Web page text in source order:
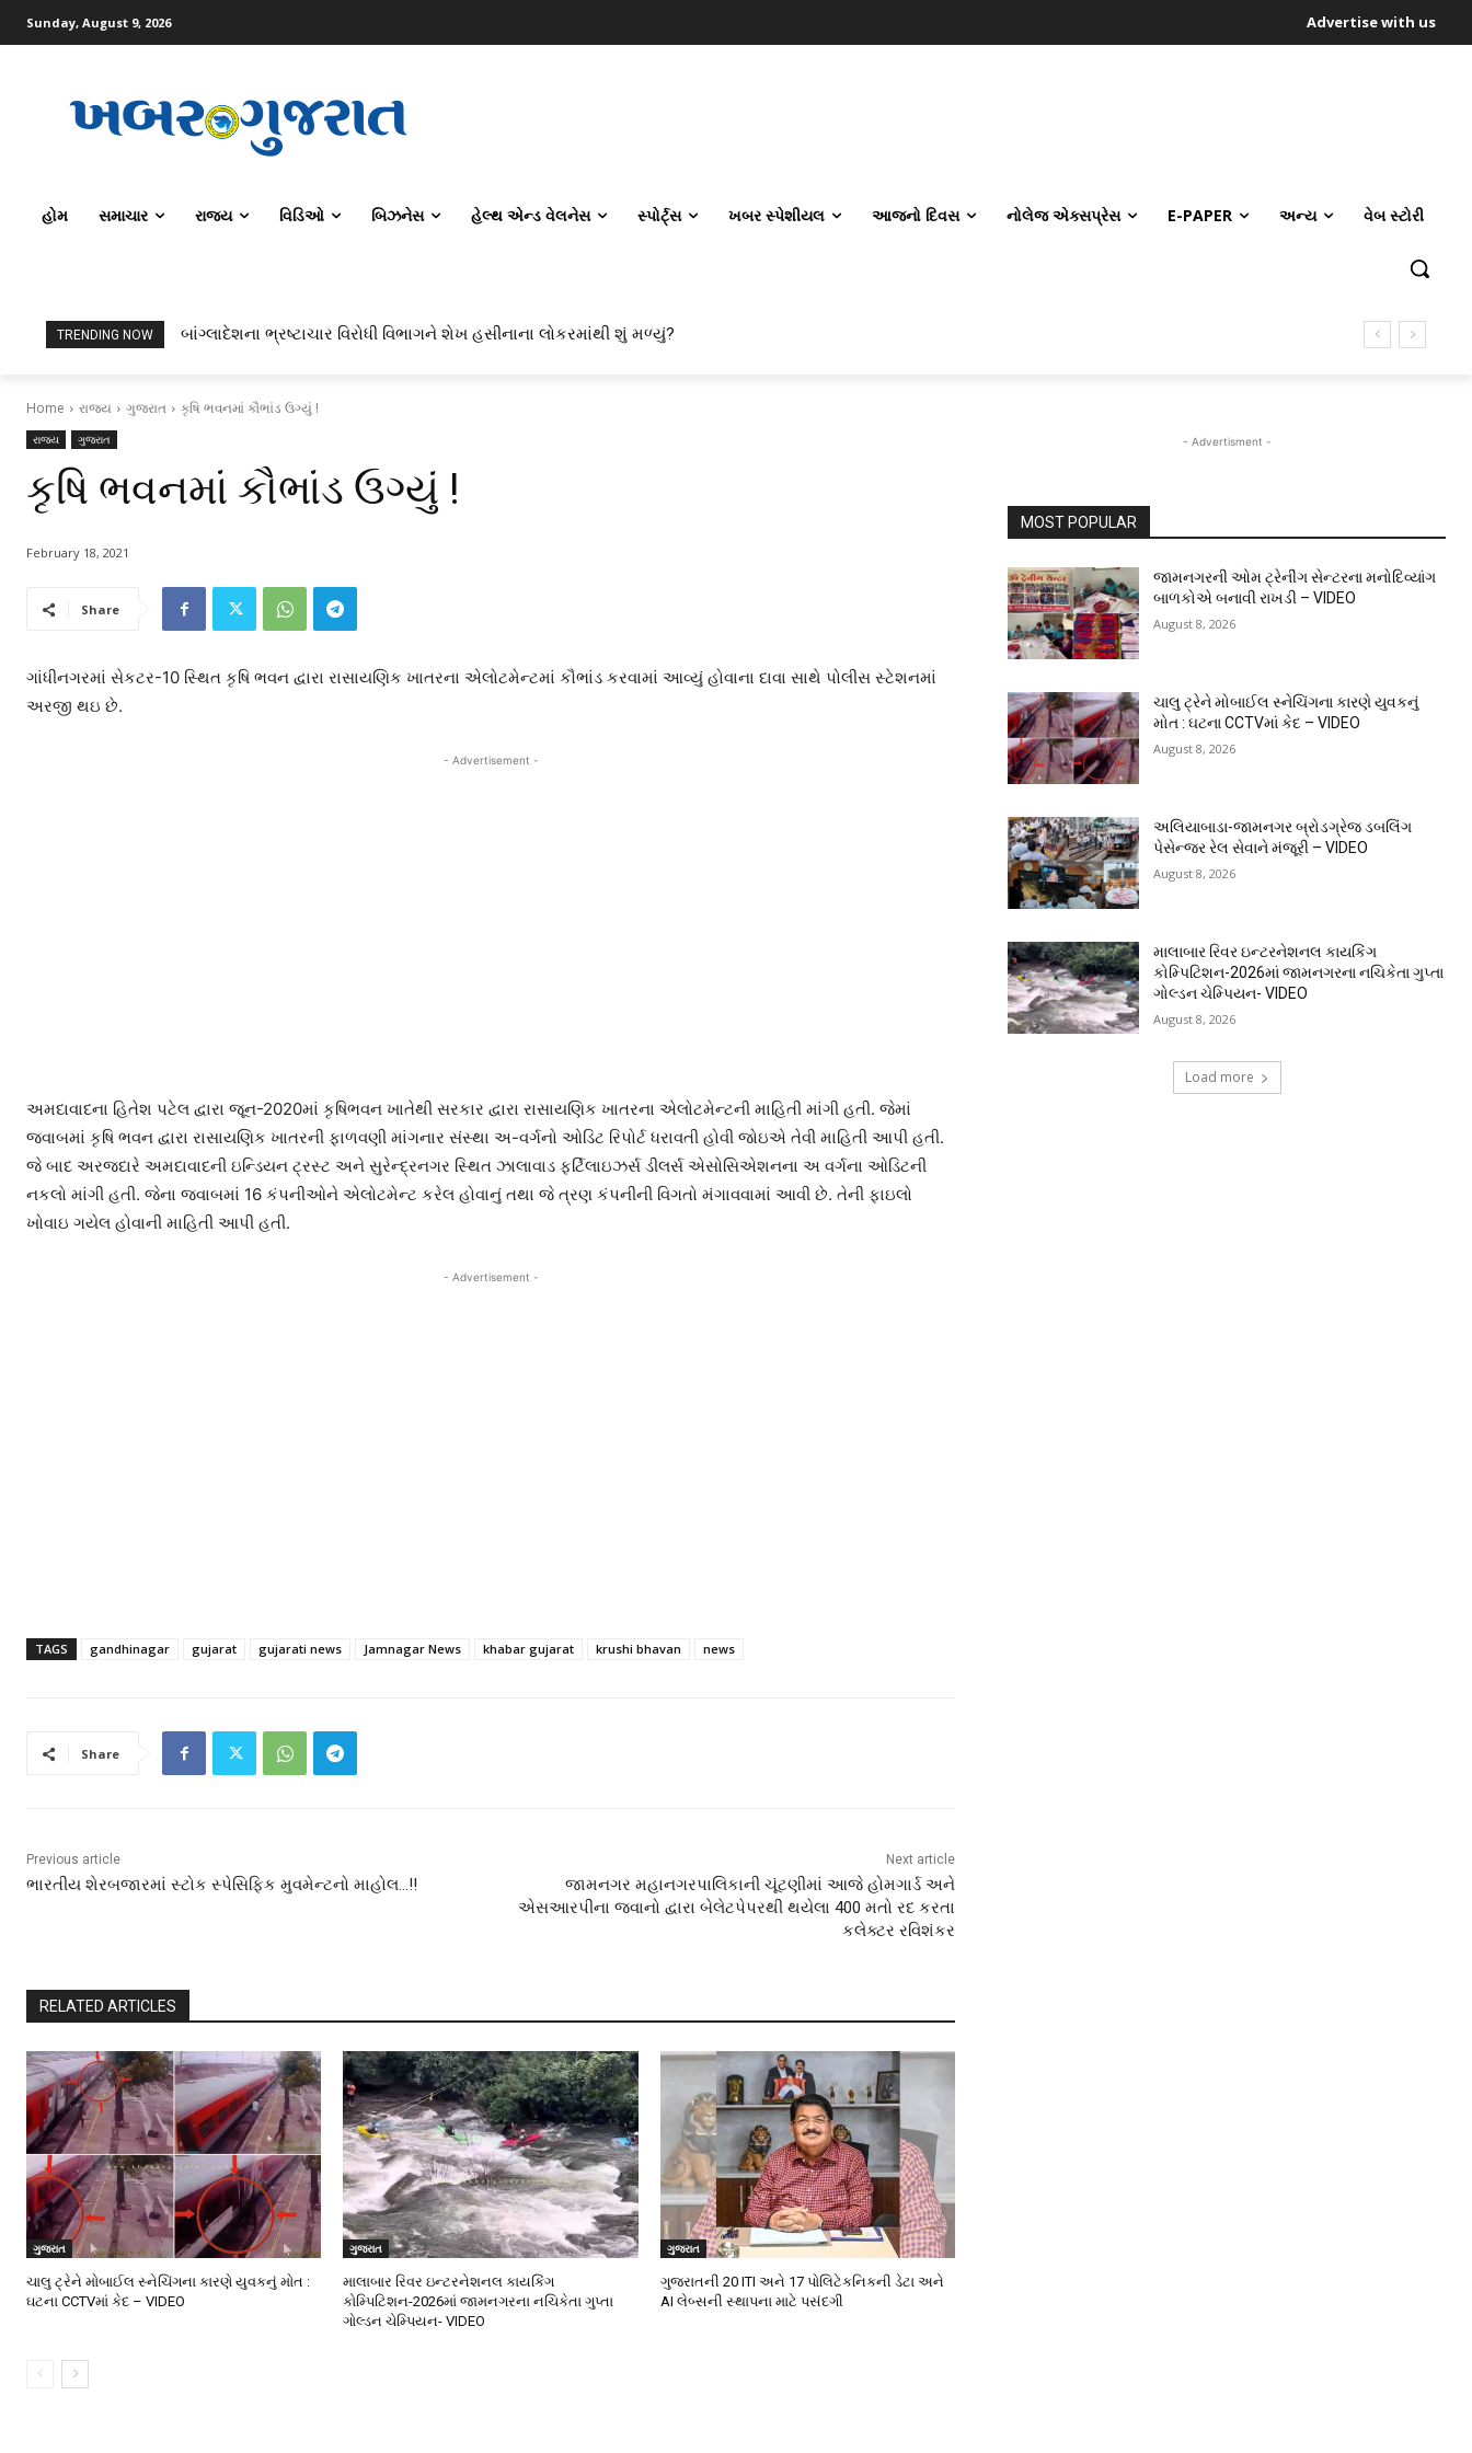
Sunday, August 9, 2026 Advertise with us
હોમ સમાચાર રાજ્ય વિડિઓ બિઝનેસ હેલ્થ એન્ડ વેલનેસ સ્પોર્ટ્સ ખબર સ્પેશીયલ આજનો દિવસ નોલેજ એક્સપ્રેસ E-PAPER અન્ય વેબ સ્ટોરી
TRENDING NOW બાંગ્લાદેશના ભ્રષ્ટાચાર વિરોધી વિભાગને શેખ હસીનાના લોકરમાંથી શું મળ્યું?
Home રાજ્ય ગુજરાત કૃષિ ભવનમાં કૌભાંડ ઉગ્યું !
રાજ્ય ગુજરાત
કૃષિ ભવનમાં કૌભાંડ ઉગ્યું !
February 18, 2021
Share
ગાંધીનગરમાં સેકટર-10 સ્થિત કૃષિ ભવન દ્વારા રાસાયણિક ખાતરના એલોટમેન્ટમાં કૌભાંડ કરવામાં આવ્યું હોવાના દાવા સાથે પોલીસ સ્ટેશનમાં
અરજી થઇ છે.
- Advertisement -
અમદાવાદના હિતેશ પટેલ દ્વારા જૂન-2020માં કૃષિભવન ખાતેથી સરકાર દ્વારા રાસાયણિક ખાતરના એલોટમેન્ટની માહિતી માંગી હતી. જેમાં
જવાબમાં કૃષિ ભવન દ્વારા રાસાયણિક ખાતરની ફાળવણી માંગનાર સંસ્થા અ-વર્ગનો ઓડિટ રિપોર્ટ ધરાવતી હોવી જોઇએ તેવી માહિતી આપી હતી.
જે બાદ અરજદારે અમદાવાદની ઇન્ડિયન ટ્રસ્ટ અને સુરેન્દ્રનગર સ્થિત ઝાલાવાડ ફર્ટિલાઇઝર્સ ડીલર્સ એસોસિએશનના અ વર્ગના ઓડિટની
નકલો માંગી હતી. જેના જવાબમાં 16 કંપનીઓને એલોટમેન્ટ કરેલ હોવાનું તથા જે ત્રણ કંપનીની વિગતો મંગાવવામાં આવી છે. તેની ફાઇલો
ખોવાઇ ગયેલ હોવાની માહિતી આપી હતી.
- Advertisement -
TAGS gandhinagar gujarat gujarati news Jamnagar News khabar gujarat krushi bhavan news
Share
Previous article
ભારતીય શેરબજારમાં સ્ટોક સ્પેસિફિક મુવમેન્ટનો માહોલ…!!
Next article
જામનગર મહાનગરપાલિકાની ચૂંટણીમાં આજે હોમગાર્ડ અને
એસઆરપીના જવાનો દ્વારા બેલેટપેપરથી થયેલા 400 મતો રદ કરતા
કલેક્ટર રવિશંકર
RELATED ARTICLES
ગુજરાત
ચાલુ ટ્રેને મોબાઈલ સ્નેચિંગના કારણે યુવકનું મોત :
ઘટના CCTVમાં કેદ – VIDEO
ગુજરાત
માલાબાર રિવર ઇન્ટરનેશનલ કાયકિંગ
કોમ્પિટિશન-2026માં જામનગરના નચિકેતા ગુપ્તા
ગોલ્ડન ચેમ્પિયન- VIDEO
ગુજરાત
ગુજરાતની 20 ITI અને 17 પોલિટેકનિકની ડેટા અને
AI લેબ્સની સ્થાપના માટે પસંદગી
- Advertisment -
MOST POPULAR
જામનગરની ઓમ ટ્રેનીંગ સેન્ટરના મનોદિવ્યાંગ
બાળકોએ બનાવી રાખડી – VIDEO
August 8, 2026
ચાલુ ટ્રેને મોબાઈલ સ્નેચિંગના કારણે યુવકનું
મોત : ઘટના CCTVમાં કેદ – VIDEO
August 8, 2026
અલિયાબાડા-જામનગર બ્રોડગ્રેજ ડબલિંગ
પેસેન્જર રેલ સેવાને મંજૂરી – VIDEO
August 8, 2026
માલાબાર રિવર ઇન્ટરનેશનલ કાયકિંગ
કોમ્પિટિશન-2026માં જામનગરના નચિકેતા ગુપ્તા
ગોલ્ડન ચેમ્પિયન- VIDEO
August 8, 2026
Load more